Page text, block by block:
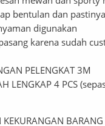
bentulan dan
digunakan
karena sudah
PELENGKAT 3M
LENGKAP 4 PCS